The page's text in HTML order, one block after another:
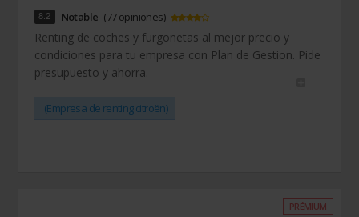
8.2 Notable (77 opiniones)
Renting de coches y furgonetas al mejor precio y
condiciones para tu empresa con Plan de Gestion. Pide
presupuesto y ahorra.
(Empresa de renting citroën)
PRÉMIUM